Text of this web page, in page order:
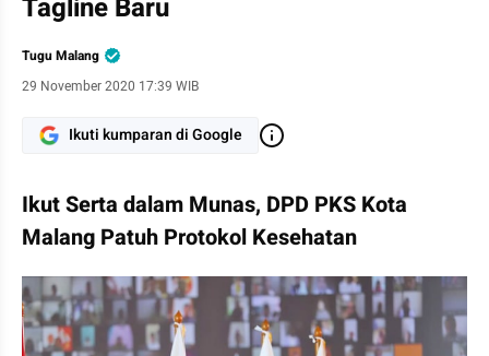
Tagline Baru
Tugu Malang
29 November 2020 17:39 WIB
Ikuti kumparan di Google
Ikut Serta dalam Munas, DPD PKS Kota
Malang Patuh Protokol Kesehatan